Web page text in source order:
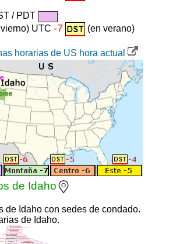
/ PDT
UTC -7 (en verano)
horarias de US hora actual
de Idaho
de Idaho con sedes de condado.
de Idaho.